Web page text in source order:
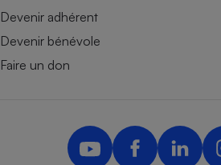
Devenir adhérent
Devenir bénévole
Faire un don